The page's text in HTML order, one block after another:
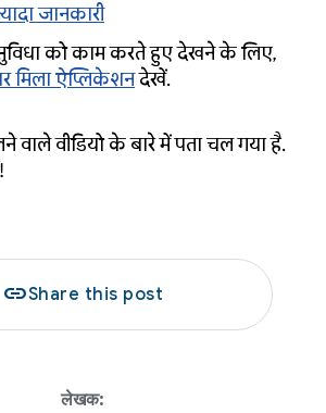
जानकारी
सुविधा को काम करते हुए देखने के लिए,
मिला ऐप्लिकेशनदेखें.
वीडियो के बारे में पता चल गया है.
linkShare this post
लेखक: